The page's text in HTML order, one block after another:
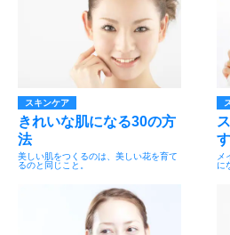
スキンケア
きれいな肌になる30の方
法
美しい肌をつくるのは、美しい花を育て
るのと同じこと。
メ
に